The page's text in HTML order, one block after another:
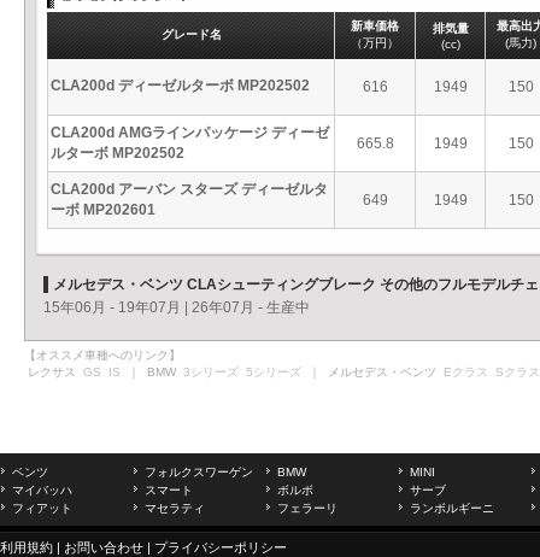
グレード名
新車価格
（万円）
排気量
(cc)
最高出
(馬力)
CLA200d ディーゼルターボ MP202502 616 1949 150
CLA200d AMGラインパッケージ ディーゼ
ルターボ MP202502
665.8 1949 150
CLA200d アーバン スターズ ディーゼルタ
ーボ MP202601
649 1949 150
メルセデス・ベンツ CLAシューティングブレーク その他のフルモデルチ
15年06月 - 19年07月
26年07月 - 生産中
【オススメ車種へのリンク】
レクサス GS IS ｜ BMW 3シリーズ 5シリーズ ｜ メルセデス・ベンツ Eクラス Sクラス
ベンツ フォルクスワーゲン BMW
MINI
マイバッハ
スマート ボルボ
サーブ
フィアット
マセラティ フェラーリ ランボルギーニ
利用規約 | お問い合わせ | プライバシーポリシー